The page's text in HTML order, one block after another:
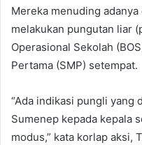
Mereka menuding
melakukan pungutan liar
Operasional Sekolah
Pertama (SMP) setempat.
“Ada indikasi pungli yang
Sumenep kepada kepala
modus,” kata korlap aksi,